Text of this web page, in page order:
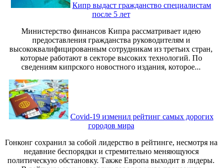
Кипр выдаст гражданство специалистам
после 5 лет
Министерство финансов Кипра рассматривает идею
предоставления гражданства руководителям и
высококвалифицированным сотрудникам из третьих стран,
которые работают в секторе высоких технологий. По
сведениям кипрского новостного издания, которое...
Covid-19 изменил рейтинг самых дорогих
городов мира
Гонконг сохранил за собой лидерство в рейтинге, несмотря на
недавние беспорядки и стремительно меняющуюся
политическую обстановку. Также Европа выходит в лидеры.